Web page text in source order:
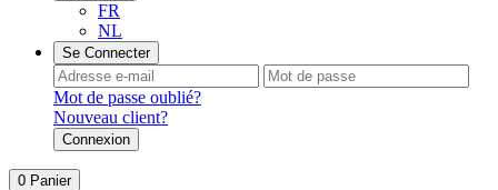
FR
NL
Se Connecter
Mot de passe oublié?
Nouveau client?
Connexion
0 Panier